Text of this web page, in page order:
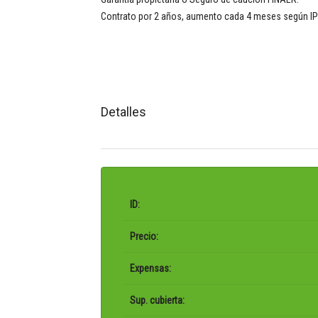
Contrato por 2 años, aumento cada 4 meses según
Detalles
ID:
Precio:
Expensas:
Sup. cubierta: